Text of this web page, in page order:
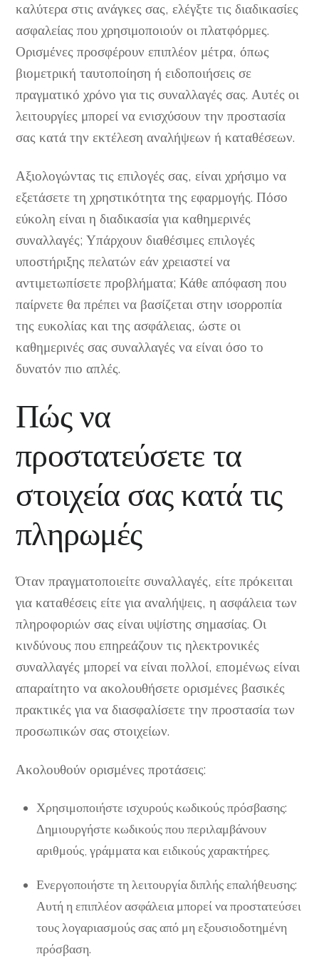
καλύτερα στις ανάγκες σας, ελέγξτε τις διαδικασίες
ασφαλείας που χρησιμοποιούν οι πλατφόρμες.
Ορισμένες προσφέρουν επιπλέον μέτρα, όπως
βιομετρική ταυτοποίηση ή ειδοποιήσεις σε
πραγματικό χρόνο για τις συναλλαγές σας. Αυτές οι
λειτουργίες μπορεί να ενισχύσουν την προστασία
σας κατά την εκτέλεση αναλήψεων ή καταθέσεων.
Αξιολογώντας τις επιλογές σας, είναι χρήσιμο να
εξετάσετε τη χρηστικότητα της εφαρμογής. Πόσο
εύκολη είναι η διαδικασία για καθημερινές
συναλλαγές; Υπάρχουν διαθέσιμες επιλογές
υποστήριξης πελατών εάν χρειαστεί να
αντιμετωπίσετε προβλήματα; Κάθε απόφαση που
παίρνετε θα πρέπει να βασίζεται στην ισορροπία
της ευκολίας και της ασφάλειας, ώστε οι
καθημερινές σας συναλλαγές να είναι όσο το
δυνατόν πιο απλές.
Πώς να
προστατεύσετε τα
στοιχεία σας κατά τις
πληρωμές
Όταν πραγματοποιείτε συναλλαγές, είτε πρόκειται
για καταθέσεις είτε για αναλήψεις, η ασφάλεια των
πληροφοριών σας είναι υψίστης σημασίας. Οι
κινδύνους που επηρεάζουν τις ηλεκτρονικές
συναλλαγές μπορεί να είναι πολλοί, επομένως είναι
απαραίτητο να ακολουθήσετε ορισμένες βασικές
πρακτικές για να διασφαλίσετε την προστασία των
προσωπικών σας στοιχείων.
Ακολουθούν ορισμένες προτάσεις:
Χρησιμοποιήστε ισχυρούς κωδικούς πρόσβασης:
Δημιουργήστε κωδικούς που περιλαμβάνουν
αριθμούς, γράμματα και ειδικούς χαρακτήρες.
Ενεργοποιήστε τη λειτουργία διπλής επαλήθευσης:
Αυτή η επιπλέον ασφάλεια μπορεί να προστατεύσει
τους λογαριασμούς σας από μη εξουσιοδοτημένη
πρόσβαση.